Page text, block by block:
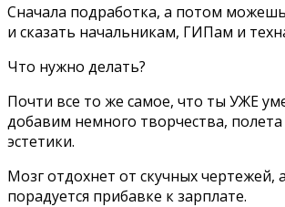
Сначала подработка, а потом
и сказать начальникам, ГИПам и
Что нужно делать?
Почти все то же самое, что ты УЖЕ
добавим немного творчества,
эстетики.
Мозг отдохнет от скучных чертежей,
порадуется прибавке к зарплате.